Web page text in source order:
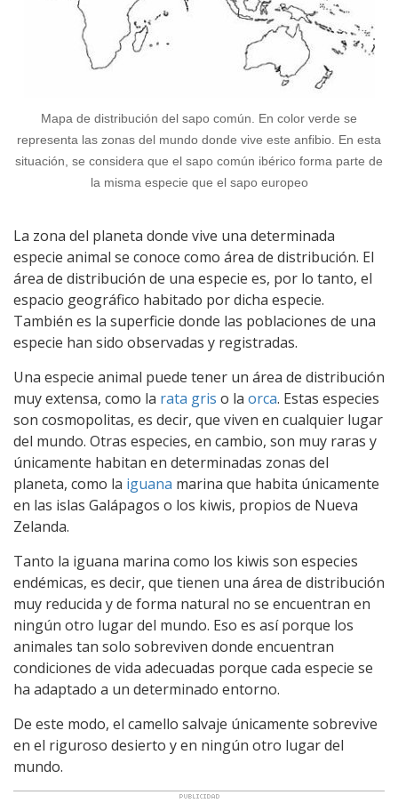
Mapa de distribución del sapo común. En color verde se
representa las zonas del mundo donde vive este anfibio. En esta
situación, se considera que el sapo común ibérico forma parte de
la misma especie que el sapo europeo
La zona del planeta donde vive una determinada
especie animal se conoce como área de distribución. El
área de distribución de una especie es, por lo tanto, el
espacio geográfico habitado por dicha especie.
También es la superficie donde las poblaciones de una
especie han sido observadas y registradas.
Una especie animal puede tener un área de distribución
muy extensa, como la rata gris o la orca. Estas especies
son cosmopolitas, es decir, que viven en cualquier lugar
del mundo. Otras especies, en cambio, son muy raras y
únicamente habitan en determinadas zonas del
planeta, como la iguana marina que habita únicamente
en las islas Galápagos o los kiwis, propios de Nueva
Zelanda.
Tanto la iguana marina como los kiwis son especies
endémicas, es decir, que tienen una área de distribución
muy reducida y de forma natural no se encuentran en
ningún otro lugar del mundo. Eso es así porque los
animales tan solo sobreviven donde encuentran
condiciones de vida adecuadas porque cada especie se
ha adaptado a un determinado entorno.
De este modo, el camello salvaje únicamente sobrevive
en el riguroso desierto y en ningún otro lugar del
mundo.